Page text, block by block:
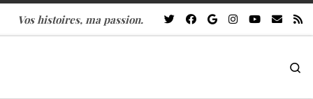
Vos histoires, ma passion.